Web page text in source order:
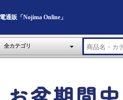
通販「Nojima Online」
全カテゴリ